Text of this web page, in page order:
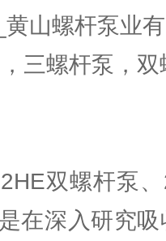
山螺杆泵业
三螺杆泵，双
双螺杆泵
在深入研究